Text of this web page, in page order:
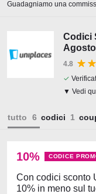
Guadagniamo una
Codici
4.8
✓
▼ Vedi
tutto codici
10% CODICE
Con codici sconto
10% in meno sul